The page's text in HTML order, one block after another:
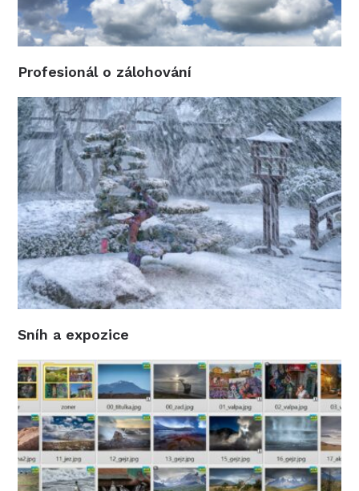
Profesionál o zálohování
Sníh a expozice